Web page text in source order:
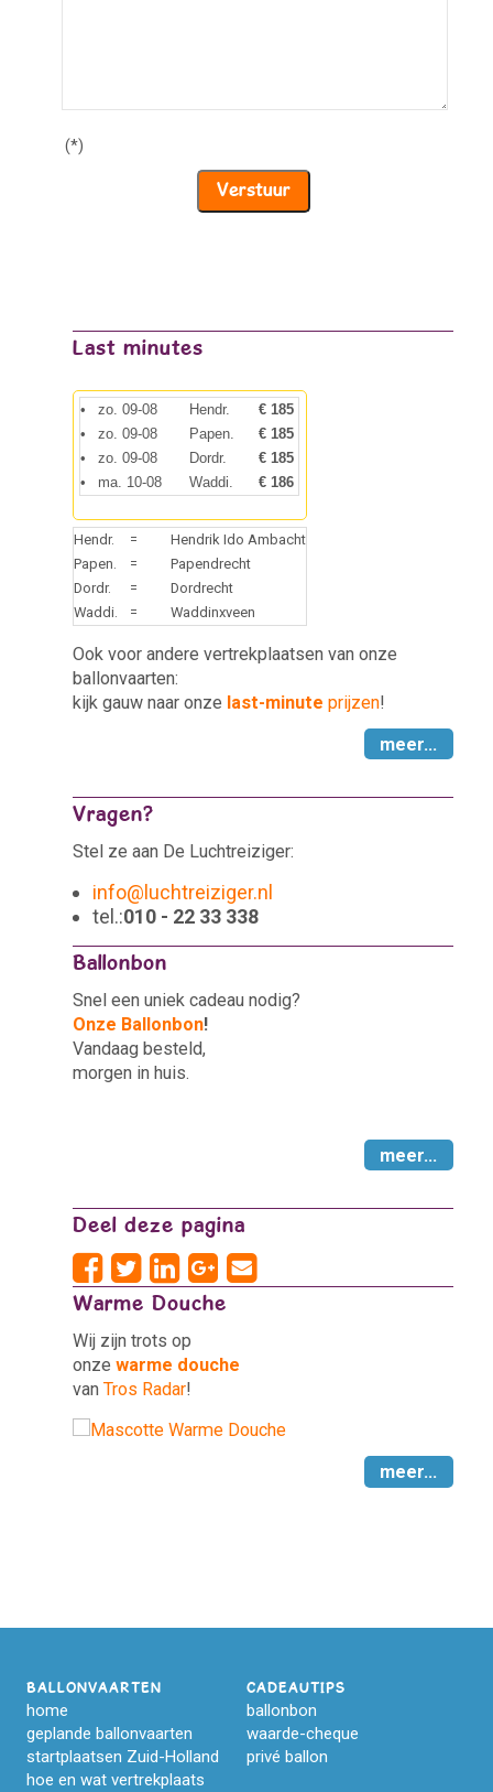
(*)
Last minutes
• zo. 09-08 Hendr.
€ 185
•
zo. 09-08 Papen.
€ 185
•
zo. 09-08 Dordr.
€ 185
•
ma. 10-08 Waddi. € 186
Hendr. =
Hendrik Ido Ambacht
Papen.
=
Papendrecht
Dordr.
=
Dordrecht
Waddi.
= Waddinxveen
Ook voor andere vertrekplaatsen van onze
ballonvaarten:
kijk gauw naar onze last-minute prijzen!
meer...
Vragen?
Stel ze aan De Luchtreiziger:
info@luchtreiziger.nl
tel.:010 - 22 33 338
Ballonbon
Snel een uniek cadeau nodig?
Onze Ballonbon!
Vandaag besteld,
morgen in huis.
meer...
Deel deze pagina
Warme Douche
Wij zijn trots op
onze warme douche
van Tros Radar!
meer...
BALLONVAARTEN
home
geplande ballonvaarten
startplaatsen Zuid-Holland
hoe en wat vertrekplaats
CADEAUTIPS
ballonbon
waarde-cheque
privé ballon